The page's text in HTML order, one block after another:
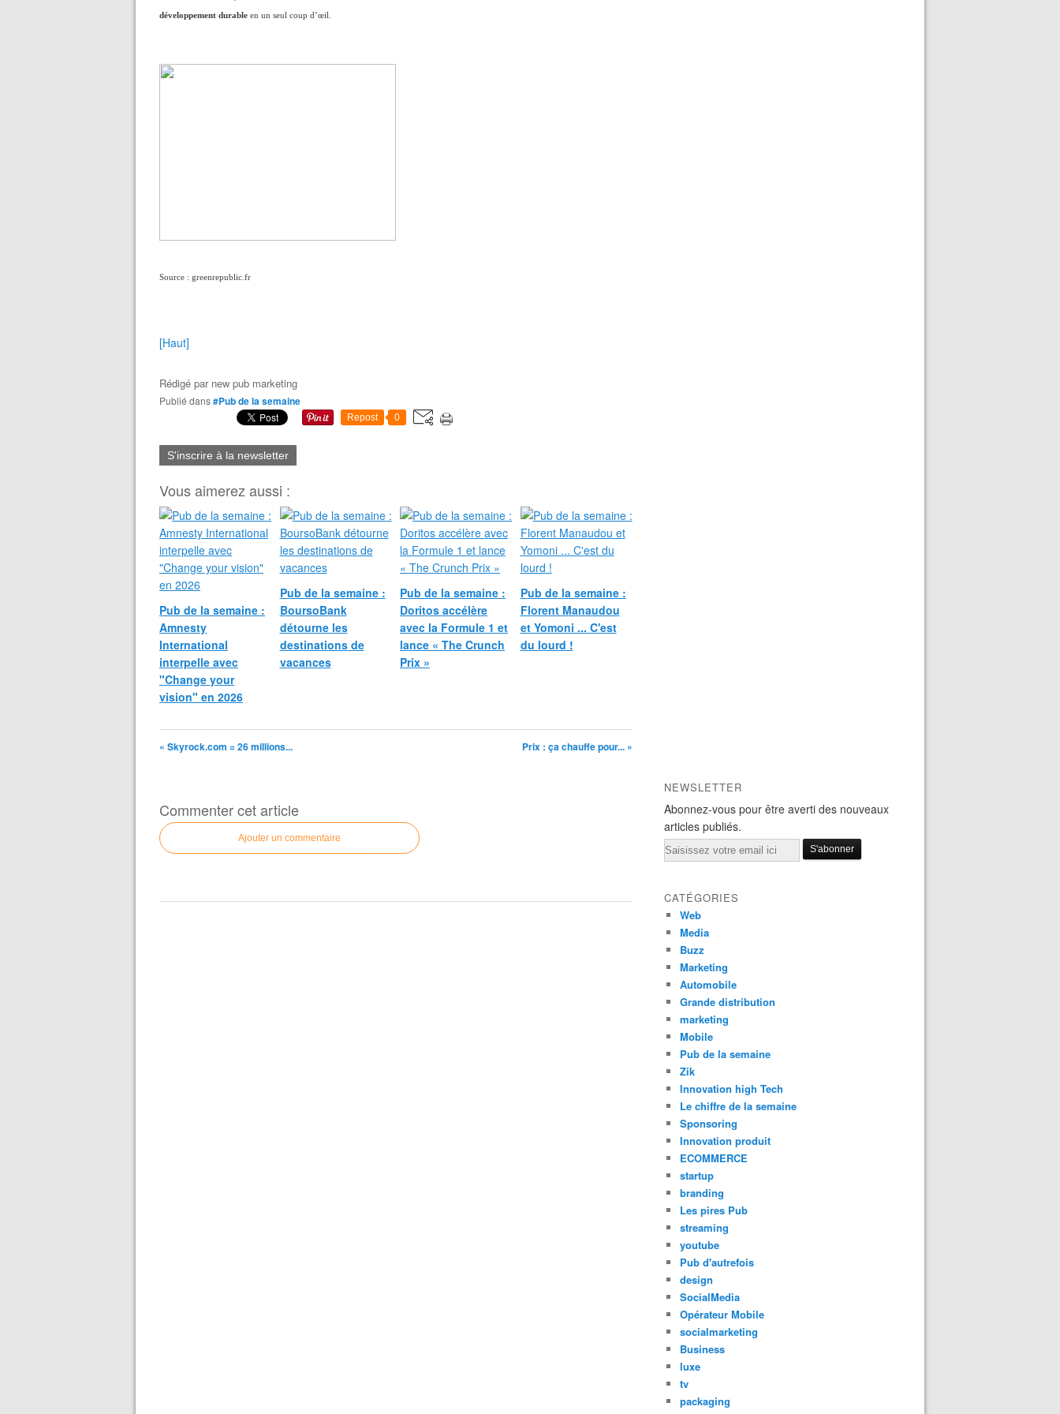
développement durable en un seul coup d’œil.
Source : greenrepublic.fr
[Haut]
Rédigé par new pub marketing
Publié dans#Pub de la semaine
Repost 0
S'inscrire à la newsletter
Vous aimerez aussi :
Pub de la semaine :
Amnesty
International
interpelle avec
"Change your
vision" en 2026
Pub de la semaine :
BoursoBank
détourne les
destinations de
vacances
Pub de la semaine :
Doritos accélère
avec la Formule 1 et
lance « The Crunch
Prix »
Pub de la semaine :
Florent Manaudou
et Yomoni ... C'est
du lourd !
« Skyrock.com = 26 millions... Prix : ça chauffe pour... »
Commenter cet article
Ajouter un commentaire
NEWSLETTER
Abonnez-vous pour être averti des nouveaux
articles publiés.
Email
CATÉGORIES
Web
Media
Buzz
Marketing
Automobile
Grande distribution
marketing
Mobile
Pub de la semaine
Zik
Innovation high Tech
Le chiffre de la semaine
Sponsoring
Innovation produit
ECOMMERCE
startup
branding
Les pires Pub
streaming
youtube
Pub d'autrefois
design
SocialMedia
Opérateur Mobile
socialmarketing
Business
luxe
tv
packaging